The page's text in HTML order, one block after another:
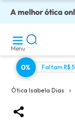
A melhor ótica
Óculos
Adquira em até
Enviamos para
Óculos de grau
Menu
0% Faltam R$
Ótica Isabela Dias ›